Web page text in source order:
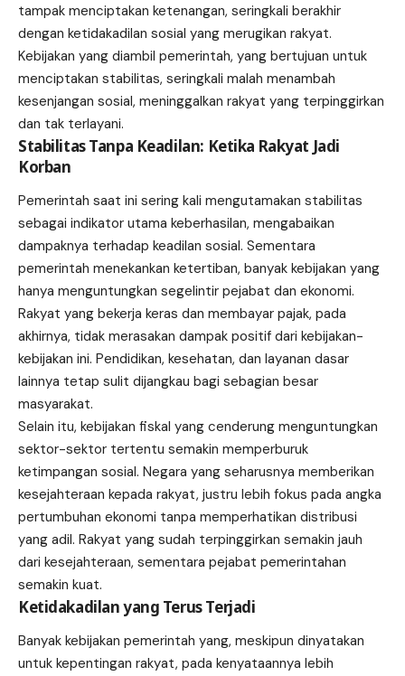
tampak menciptakan ketenangan, seringkali berakhir
dengan ketidakadilan sosial yang merugikan rakyat.
Kebijakan yang diambil pemerintah, yang bertujuan untuk
menciptakan stabilitas, seringkali malah menambah
kesenjangan sosial, meninggalkan rakyat yang terpinggirkan
dan tak terlayani.
Stabilitas Tanpa Keadilan: Ketika Rakyat Jadi
Korban
Pemerintah saat ini sering kali mengutamakan stabilitas
sebagai indikator utama keberhasilan, mengabaikan
dampaknya terhadap keadilan sosial. Sementara
pemerintah menekankan ketertiban, banyak kebijakan yang
hanya menguntungkan segelintir pejabat dan ekonomi.
Rakyat yang bekerja keras dan membayar pajak, pada
akhirnya, tidak merasakan dampak positif dari kebijakan-
kebijakan ini. Pendidikan, kesehatan, dan layanan dasar
lainnya tetap sulit dijangkau bagi sebagian besar
masyarakat.
Selain itu, kebijakan fiskal yang cenderung menguntungkan
sektor-sektor tertentu semakin memperburuk
ketimpangan sosial. Negara yang seharusnya memberikan
kesejahteraan kepada rakyat, justru lebih fokus pada angka
pertumbuhan ekonomi tanpa memperhatikan distribusi
yang adil. Rakyat yang sudah terpinggirkan semakin jauh
dari kesejahteraan, sementara pejabat pemerintahan
semakin kuat.
Ketidakadilan yang Terus Terjadi
Banyak kebijakan pemerintah yang, meskipun dinyatakan
untuk kepentingan rakyat, pada kenyataannya lebih